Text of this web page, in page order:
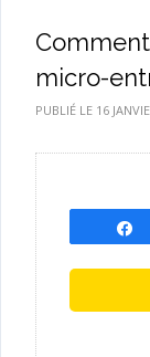
micro-
PUBLIÉ LE 16